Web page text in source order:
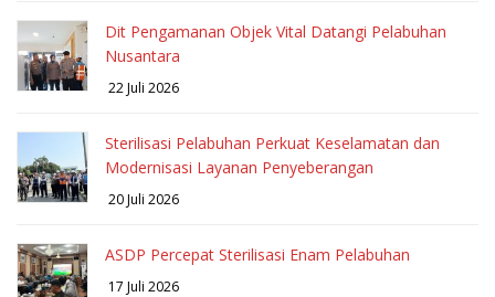
Dit Pengamanan Objek Vital Datangi Pelabuhan
Nusantara
22 Juli 2026
Sterilisasi Pelabuhan Perkuat Keselamatan dan
Modernisasi Layanan Penyeberangan
20 Juli 2026
ASDP Percepat Sterilisasi Enam Pelabuhan
17 Juli 2026